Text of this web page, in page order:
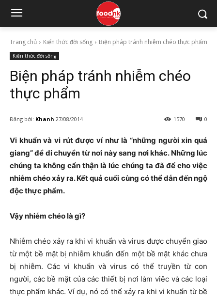
Trang chủ Kiến thức đời sống Biện pháp tránh nhiễm chéo thực phẩm
Kiến thức đời sống
Biện pháp tránh nhiễm chéo
thực phẩm
Đăng bởi: Khanh 27/08/2014 0
1570
Vi khuẩn và vi rút được ví như là “những người xin quá
giang” để di chuyển từ nơi này sang nơi khác. Những lúc
chúng ta không cẩn thận là lúc chúng ta đã để cho việc
nhiễm chéo xảy ra. Kết quả cuối cùng có thể dẫn đến ngộ
độc thực phẩm.
Vậy nhiễm chéo là gì?
Nhiễm chéo xảy ra khi vi khuẩn và virus được chuyển giao
từ một bề mặt bị nhiễm khuẩn đến một bề mặt khác chưa
bị nhiễm. Các vi khuẩn và virus có thể truyền từ con
người, các bề mặt của các thiết bị nơi làm viêc và các loại
thực phẩm khác. Ví dụ, nó có thể xảy ra khi vi khuẩn từ bề